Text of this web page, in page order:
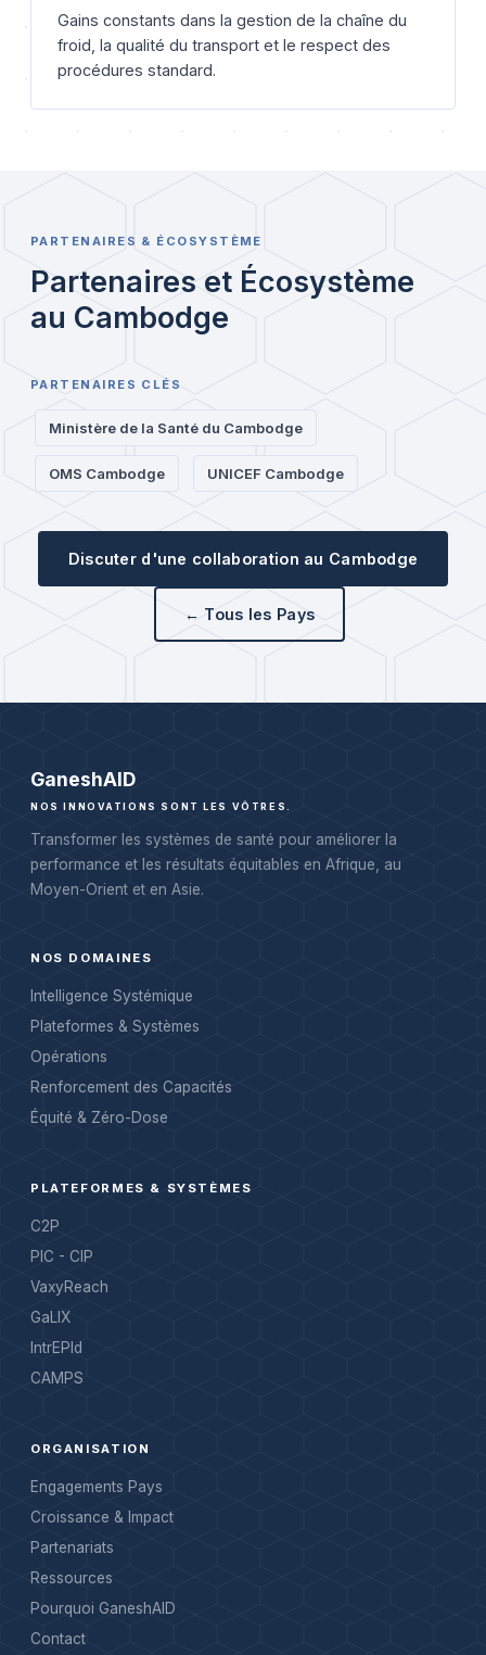
Gains constants dans la gestion de la chaîne du
froid, la qualité du transport et le respect des
procédures standard.
PARTENAIRES & ÉCOSYSTÈME
Partenaires et Écosystème
au Cambodge
PARTENAIRES CLÉS
Ministère de la Santé du Cambodge
OMS Cambodge UNICEF Cambodge
Discuter d'une collaboration au Cambodge
← Tous les Pays
GaneshAID
NOS INNOVATIONS SONT LES VÔTRES.
Transformer les systèmes de santé pour améliorer la
performance et les résultats équitables en Afrique, au
Moyen-Orient et en Asie.
NOS DOMAINES
Intelligence Systémique
Plateformes & Systèmes
Opérations
Renforcement des Capacités
Équité & Zéro-Dose
PLATEFORMES & SYSTÈMES
C2P
PIC - CIP
VaxyReach
GaLIX
IntrEPId
CAMPS
ORGANISATION
Engagements Pays
Croissance & Impact
Partenariats
Ressources
Pourquoi GaneshAID
Contact